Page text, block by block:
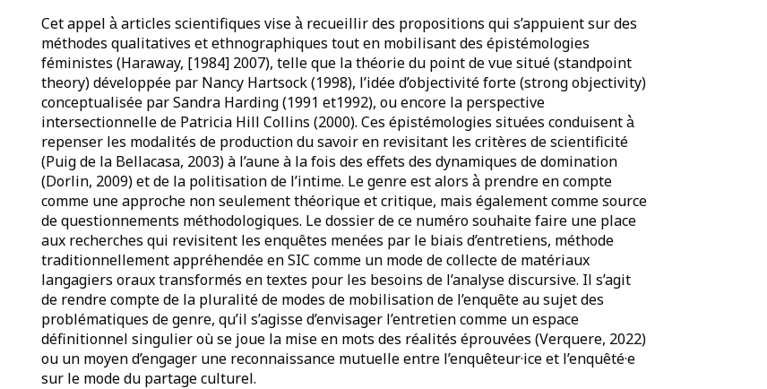
Cet appel à̀ articles scientifiques vise à̀ recueillir des propositions qui s’appuient sur des
méthodes qualitatives et ethnographiques tout en mobilisant des épistémologies
féministes (Haraway, [1984] 2007), telle que la théorie du point de vue situé (standpoint
theory) développée par Nancy Hartsock (1998), l’idée d’objectivité forte (strong objectivity)
conceptualisée par Sandra Harding (1991 et1992), ou encore la perspective
intersectionnelle de Patricia Hill Collins (2000). Ces épistémologies situées conduisent à̀
repenser les modalités de production du savoir en revisitant les critères de scientificité
(Puig de la Bellacasa, 2003) à l’aune à la fois des effets des dynamiques dedomination
(Dorlin, 2009) et de la politisation de l’intime. Le genre est alors à̀ prendre en compte
comme une approche non seulement théorique et critique, mais également comme source
de questionnements méthodologiques. Le dossier de ce numéro souhaite faire une place
aux recherches qui revisitent les enquêtes menées par le biais d’entretiens, méthode
traditionnellement appréhendée en SIC comme un mode de collecte de matériaux
langagiers oraux transformés en textes pour les besoins de l’analyse discursive. Il s’agit
de rendre compte de la pluralité de modes de mobilisation de l’enquête au sujet des
problématiques de genre, qu’il s’agisse d’envisager l’entretien comme un espace
définitionnel singulier où se joue la mise en mots des réalités éprouvées (Verquere, 2022)
ou un moyen d’engager une reconnaissance mutuelle entre l’enquêteur·ice et l’enquêté·e
sur le mode du partage culturel.